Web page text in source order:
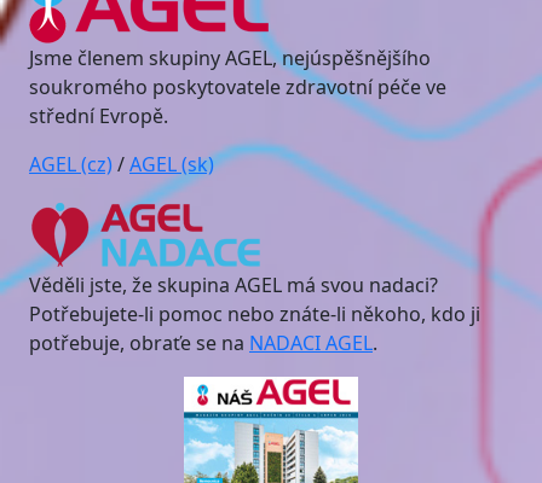
Jsme členem skupiny AGEL, nejúspěšnějšího
soukromého poskytovatele zdravotní péče ve
střední Evropě.
AGEL (cz) /AGEL (sk)
Věděli jste, že skupina AGEL má svou nadaci?
Potřebujete-li pomoc nebo znáte-li někoho, kdo ji
potřebuje, obraťe se na NADACI AGEL.